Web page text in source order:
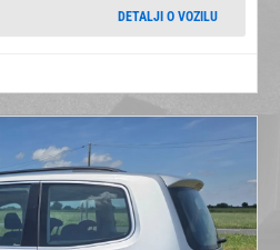
DETALJI O VOZILU